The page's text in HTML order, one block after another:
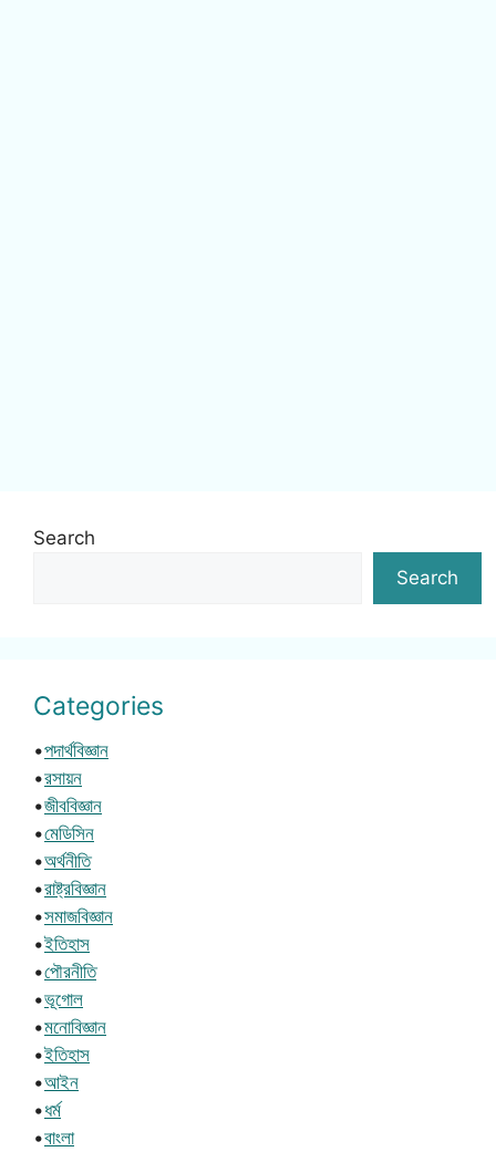
Search
Search
Categories
•পদার্থবিজ্ঞান
•রসায়ন
•জীববিজ্ঞান
•মেডিসিন
•অর্থনীতি
•রাষ্ট্রবিজ্ঞান
•সমাজবিজ্ঞান
•ইতিহাস
•পৌরনীতি
•ভূগোল
•মনোবিজ্ঞান
•ইতিহাস
•আইন
•ধর্ম
•বাংলা